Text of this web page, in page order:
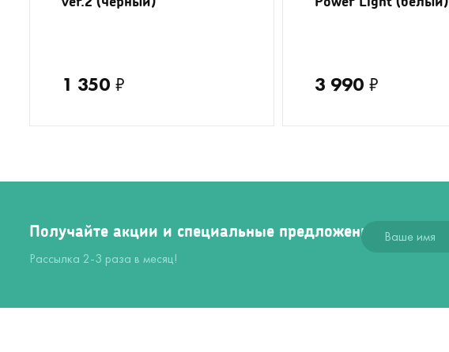
1 350 ₽ 3 990 ₽
Получайте акции и специальные предложения
Рассылка 2-3 раза в месяц!